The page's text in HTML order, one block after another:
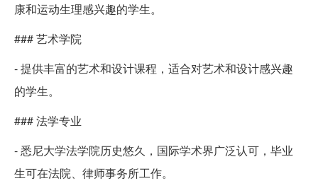
康和运动生理感兴趣的学生。
### 艺术学院
- 提供丰富的艺术和设计课程，适合对艺术和设计感兴趣
的学生。
### 法学专业
- 悉尼大学法学院历史悠久，国际学术界广泛认可，毕业
生可在法院、律师事务所工作。